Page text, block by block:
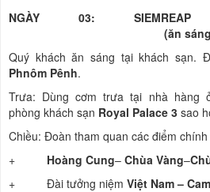
NGÀY 03: SIEMREAP
(ăn sáng,
Quý khách ăn sáng tại khách sạn.
Phnôm Pênh.
Trưa: Dùng cơm trưa tại nhà hàng
phòng khách sạn Royal Palace 3 sao
Chiều: Đoàn tham quan các điểm chính
+ Hoàng Cung– Chùa Vàng–
+ Đài tưởng niệm Việt Nam –